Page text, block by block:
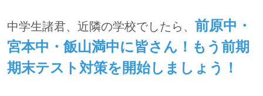
中学生諸君、近隣の学校でしたら、 前原中・
宮本中・飯山満中に皆さん！もう前期
期末テスト対策を開始しましょう！